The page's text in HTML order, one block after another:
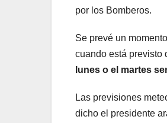
por los Bomberos.
Se prevé un
cuando está previsto
lunes o el martes
Las previsiones
dicho el presidente